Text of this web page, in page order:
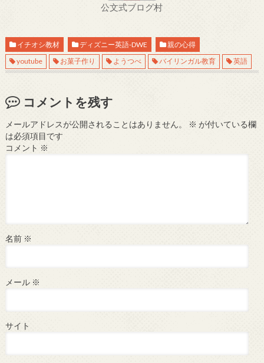
公文式ブログ村
イチオシ教材 ディズニー英語-DWE
親の心得
youtube
お菓子作り ようつべ バイリンガル教育 英語
コメントを残す
メールアドレスが公開されることはありません。 ※ が付いている欄
は必須項目です
コメント ※
名前 ※
メール ※
サイト